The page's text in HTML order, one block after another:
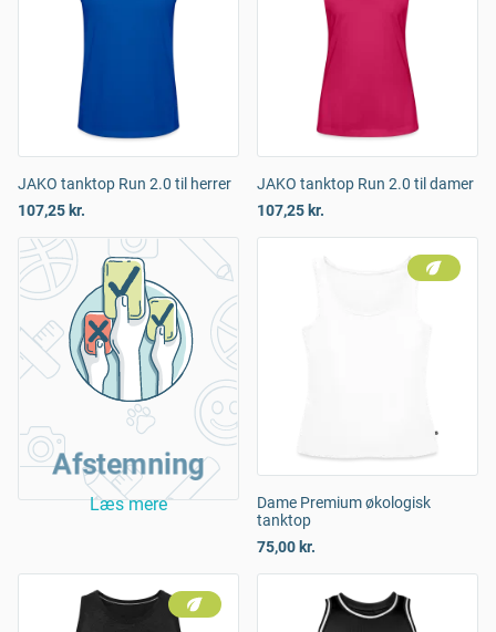
JAKO tanktop Run 2.0 til herrer
107,25 kr.
JAKO tanktop Run 2.0 til damer
107,25 kr.
Afstemning
Læs mere
Dame Premium økologisk
tanktop
75,00 kr.